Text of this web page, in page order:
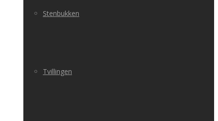
Stenbukken
Tvillingen